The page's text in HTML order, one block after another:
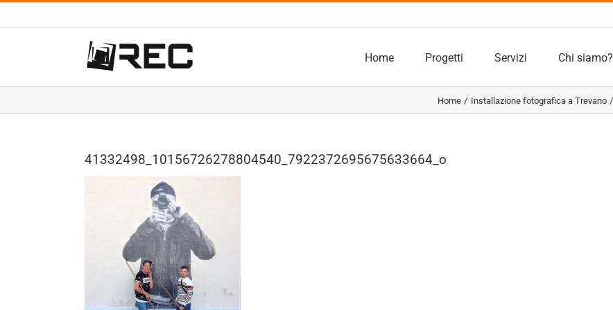
al
Home Progetti Servizi Chi siamo?
Home Installazione fotografica a Trevano
41332498_10156726278804540_7922372695675633664_o